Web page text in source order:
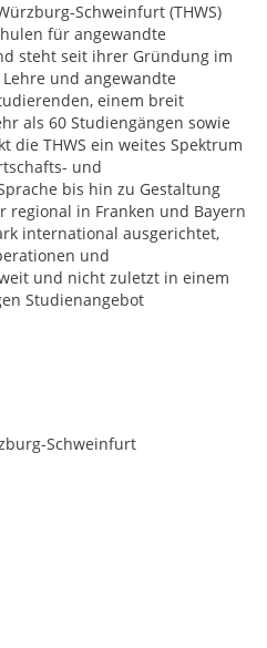
Schweinfurt (THWS)
für angewandte
steht seit ihrer Gründung im
und angewandte
einem breit
als 60 Studiengängen sowie
die THWS ein weites Spektrum
und
bis hin zu Gestaltung
regional in Franken und Bayern
international ausgerichtet,
und
und nicht zuletzt in einem
Studienangebot
Schweinfurt